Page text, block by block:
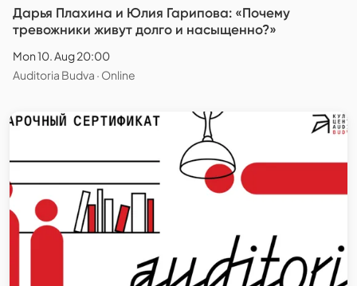
Дарья Плахина и Юлия Гарипова: «Почему
тревожники живут долго и насыщенно?»
Mon 10. Aug 20:00
Auditoria Budva · Online